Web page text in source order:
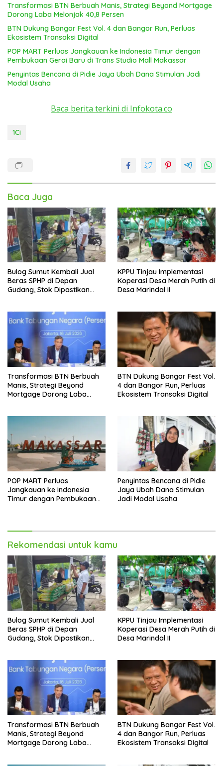
Transformasi BTN Berbuah Manis, Strategi Beyond Mortgage
Dorong Laba Melonjak 40,8 Persen
BTN Dukung Bangor Fest Vol. 4 dan Bangor Run, Perluas
Ekosistem Transaksi Digital
POP MART Perluas Jangkauan ke Indonesia Timur dengan
Pembukaan Gerai Baru di Trans Studio Mall Makassar
Penyintas Bencana di Pidie Jaya Ubah Dana Stimulan Jadi
Modal Usaha
Baca berita terkini di Infokota.co
1Ci
Baca Juga
Bulog Sumut Kembali Jual
Beras SPHP di Depan
Gudang, Stok Dipastikan
KPPU Tinjau Implementasi
Koperasi Desa Merah Putih di
Desa Marindal II
Transformasi BTN Berbuah
Manis, Strategi Beyond
Mortgage Dorong Laba
BTN Dukung Bangor Fest Vol.
4 dan Bangor Run, Perluas
Ekosistem Transaksi Digital
POP MART Perluas
Jangkauan ke Indonesia
Timur dengan Pembukaan
Penyintas Bencana di Pidie
Jaya Ubah Dana Stimulan
Jadi Modal Usaha
Rekomendasi untuk kamu
Bulog Sumut Kembali Jual
Beras SPHP di Depan
Gudang, Stok Dipastikan
KPPU Tinjau Implementasi
Koperasi Desa Merah Putih di
Desa Marindal II
Transformasi BTN Berbuah
Manis, Strategi Beyond
Mortgage Dorong Laba
BTN Dukung Bangor Fest Vol.
4 dan Bangor Run, Perluas
Ekosistem Transaksi Digital